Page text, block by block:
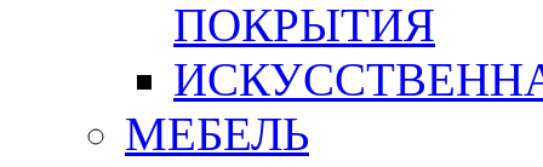
ПОКРЫТИЯ
МЕБЕЛЬ